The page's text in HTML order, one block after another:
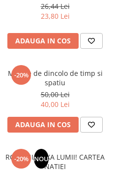
Senzatii/Erotic
Senzatii/Thriller
Teatru
Teens Book Club
Birotica & Papetarie
Adezivi si benzi adezive
Accesorii Arhivare
26,44 Lei
23,80 Lei
ADAUGA IN COS
-20%
Mesaje de dincolo de timp si
spatiu
50,00 Lei
40,00 Lei
ADAUGA IN COS
-20% NOU
ROMANIA, AXA LUMII! CARTEA
NATIEI